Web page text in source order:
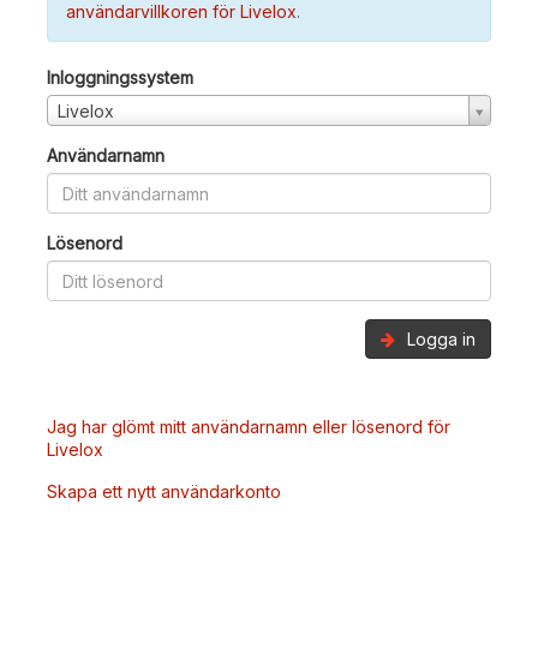
användarvillkoren för Livelox.
Inloggningssystem
Livelox
Användarnamn
Lösenord
Logga in
Jag har glömt mitt användarnamn eller lösenord för
Livelox
Skapa ett nytt användarkonto